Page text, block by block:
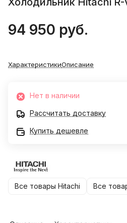
94 950 руб.
ХарактеристикиОписание
Нет в наличии
Рассчитать доставку
Купить дешевле
Все товары Hitachi Все